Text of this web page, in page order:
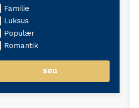
Familie
Luksus
Populær
Romantik